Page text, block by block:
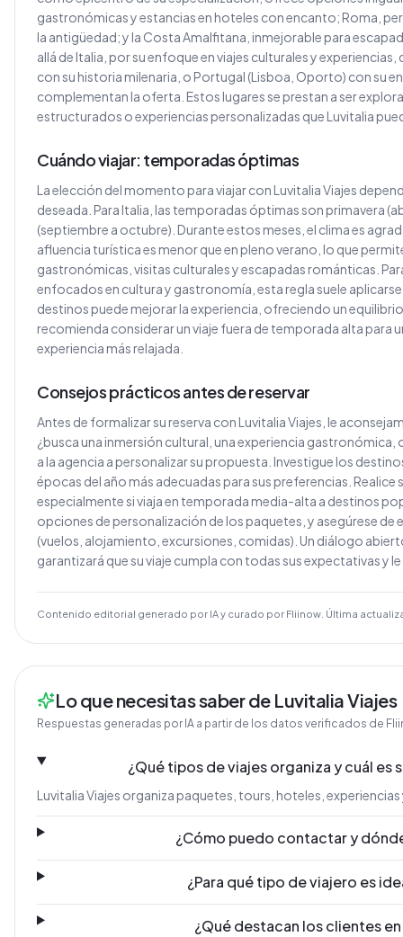
gastronómicas y estancias en hoteles con encanto; Roma,
la antigüedad; y la Costa Amalfitana, inmejorable para
allá de Italia, por su enfoque en viajes culturales y
con su historia milenaria, o Portugal (Lisboa, Oporto) con su
complementan la oferta. Estos lugares se prestan a ser
estructurados o experiencias personalizadas que Luvitalia
Cuándo viajar: temporadas óptimas
La elección del momento para viajar con Luvitalia Viajes
deseada. Para Italia, las temporadas óptimas son primavera
(septiembre a octubre). Durante estos meses, el clima es
afluencia turística es menor que en pleno verano, lo que
gastronómicas, visitas culturales y escapadas románticas.
enfocados en cultura y gastronomía, esta regla suele
destinos puede mejorar la experiencia, ofreciendo un
recomienda considerar un viaje fuera de temporada alta para
experiencia más relajada.
Consejos prácticos antes de reservar
Antes de formalizar su reserva con Luvitalia Viajes, le
¿busca una inmersión cultural, una experiencia
a la agencia a personalizar su propuesta. Investigue los
épocas del año más adecuadas para sus preferencias.
especialmente si viaja en temporada media-alta a destinos
opciones de personalización de los paquetes, y asegúrese de
(vuelos, alojamiento, excursiones, comidas). Un diálogo
garantizará que su viaje cumpla con todas sus expectativas y
Contenido editorial generado por IA y curado por Fliinow. Última
Lo que necesitas saber de Luvitalia Viajes
Respuestas generadas por IA a partir de los datos verificados de
¿Qué tipos de viajes organiza y cuál es
Luvitalia Viajes organiza paquetes, tours, hoteles,
¿Cómo puedo contactar y
¿Para qué tipo de viajero es
¿Qué destacan los clientes